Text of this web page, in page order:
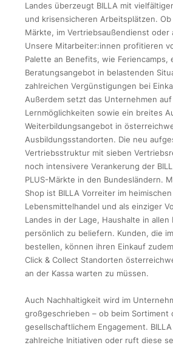
Landes überzeugt BILLA mit
und krisensicheren Arbeitsplätzen.
Märkte, im Vertriebsaußendienst oder
Unsere Mitarbeiter:innen profitieren
Palette an Benefits, wie Feriencamps,
Beratungsangebot in belastenden
zahlreichen Vergünstigungen bei
Außerdem setzt das Unternehmen
Lernmöglichkeiten sowie ein breites
Weiterbildungsangebot in
Ausbildungsstandorten. Die neu
Vertriebsstruktur mit sieben
noch intensivere Verankerung der
PLUS-Märkte in den Bundesländern.
Shop ist BILLA Vorreiter im
Lebensmittelhandel und als einziger
Landes in der Lage, Haushalte in allen
persönlich zu beliefern. Kunden, die
bestellen, können ihren Einkauf
Click & Collect Standorten
an der Kassa warten zu müssen.
Auch Nachhaltigkeit wird im
großgeschrieben – ob beim Sortiment
gesellschaftlichem Engagement.
zahlreiche Initiativen oder ruft diese